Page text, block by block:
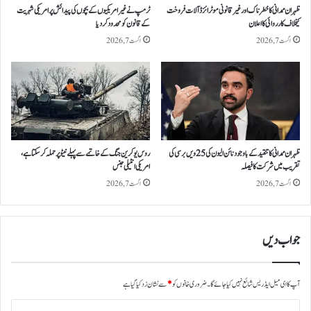
د
ہ
ظہران ممدانی کاخطرناک اور غیر قانونی موٹرائزڈ آلات فروخت
کیخلاف کارروائی کااعلان
اگست 7, 2026
ٹرمپ نے غیر امریکیوں کے بچوں کی پیدائش پر امریکی شہریت
کے قانون کو محدود کردیا
اگست 7, 2026
ظہران ممدانی کا تنقید کے باوجود نائن الیون کی25 ویں برسی کی
تقریب میں شرکت کافیصلہ
اگست 7, 2026
روس یوکرین جنگ کے خاتمے سے پہلے نیٹو پر حملہ کرسکتا ہے،
امریکی انٹیلی جنس
اگست 7, 2026
جواب دیں
آپ کا ای میل ایڈریس شائع نہیں کیا جائے گا۔ضروری خانوں کو*سے نشان زد کیا گیا ہے